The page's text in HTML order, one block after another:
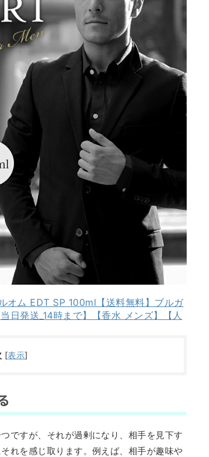
オム EDT SP 100ml【送料無料】ブルガ
日発送_14時まで】【香水 メンズ】【人
[表示]
ですが、それが過剰になり、相手を見下す
れを感じ取ります。例えば、相手が趣味や